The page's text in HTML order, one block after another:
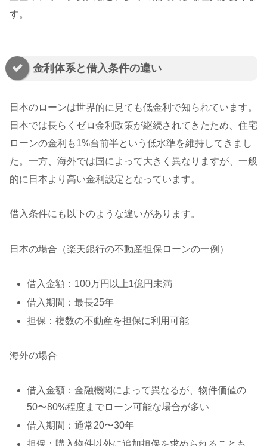
す。
金利体系と借入条件の違い
日本のローンは世界的に見ても低金利で知られています。
日本では長らくゼロ金利政策が継続されてきたため、住宅
ローンの金利も1%台前半という低水準を維持してきまし
た。一方、海外では国によって大きく異なりますが、一般
的に日本より高い金利設定となっています。
借入条件にも以下のような違いがあります。
日本の場合（楽天銀行の不動産担保ローンの一例）
借入金額：100万円以上1億円未満
借入期間：最長25年
担保：複数の不動産を担保に利用可能
海外の場合
借入金額：金融機関によって異なるが、物件価値の
50〜80%程度までローン可能な場合が多い
借入期間：通常20〜30年